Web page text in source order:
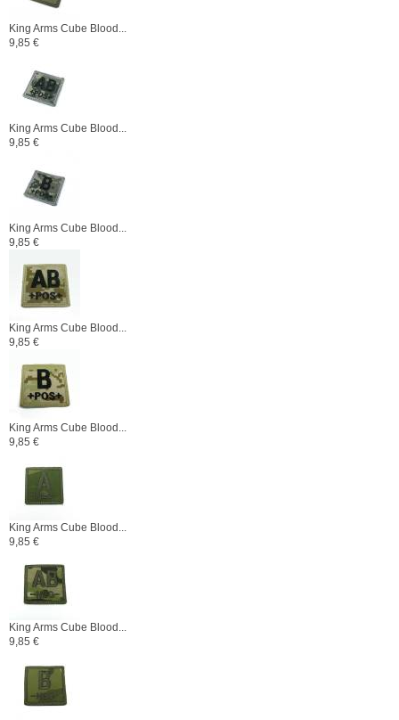
King Arms Cube Blood...
9,85 €
King Arms Cube Blood...
9,85 €
King Arms Cube Blood...
9,85 €
King Arms Cube Blood...
9,85 €
King Arms Cube Blood...
9,85 €
King Arms Cube Blood...
9,85 €
King Arms Cube Blood...
9,85 €